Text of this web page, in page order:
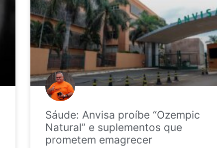
Sáude: Anvisa proíbe “Ozempic
Natural” e suplementos que
prometem emagrecer